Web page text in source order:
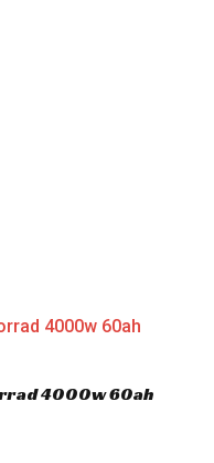
4000w 60ah